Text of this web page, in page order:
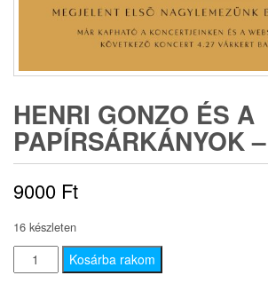
HENRI GONZO ÉS A
PAPÍRSÁRKÁNYOK
9000 Ft
16 készleten
Henri
Gonzo
Kosárba rakom